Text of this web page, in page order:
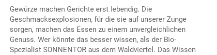
Gewürze machen Gerichte erst lebendig. Die
Geschmacksexplosionen, für die sie auf unserer Zunge
sorgen, machen das Essen zu einem unvergleichlichen
Genuss. Wer könnte das besser wissen, als der Bio-
Spezialist SONNENTOR aus dem Waldviertel. Das Wissen